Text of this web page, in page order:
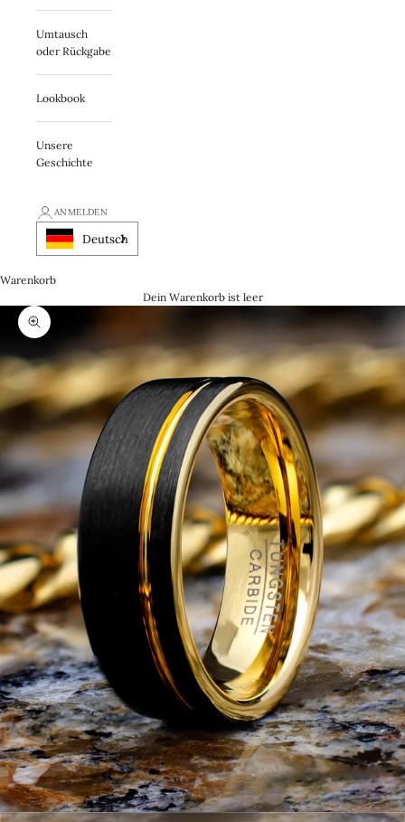
Umtausch
oder Rückgabe
Lookbook
Unsere
Geschichte
ANMELDEN
Deutsch
Warenkorb
Dein Warenkorb ist leer
Zooma